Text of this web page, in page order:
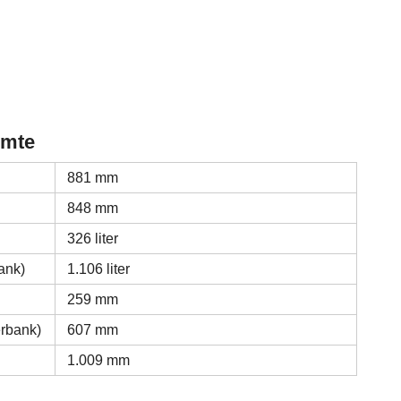
881 mm
848 mm
326 liter
1.106 liter
259 mm
607 mm
1.009 mm